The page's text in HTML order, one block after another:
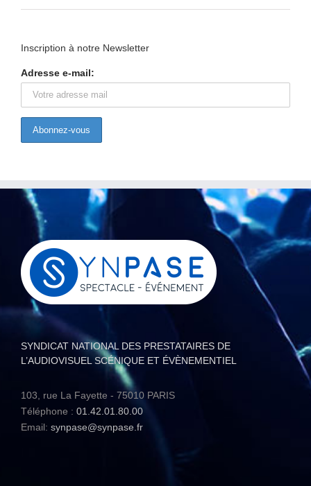
Inscription à notre Newsletter
Adresse e-mail:
SYNDICAT NATIONAL DES PRESTATAIRES DE
L’AUDIOVISUEL SCÉNIQUE ET ÉVÈNEMENTIEL
103, rue La Fayette - 75010 PARIS
Téléphone : 01.42.01.80.00
Email: synpase@synpase.fr